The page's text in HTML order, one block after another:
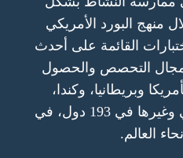
البورد الأمريكي
القائمة على أحدث
مجال التحصص والحصول
وبريطانيا، وكندا،
واستراليا والخليج العربي وغيرها في 193 دول، في
العالم.